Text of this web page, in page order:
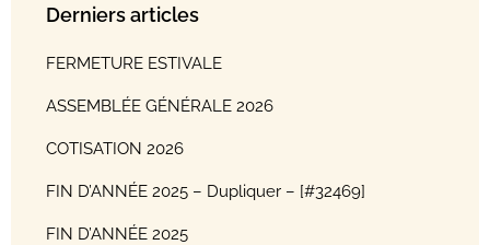
Derniers articles
FERMETURE ESTIVALE
ASSEMBLÉE GÉNÉRALE 2026
COTISATION 2026
FIN D’ANNÉE 2025 – Dupliquer – [#32469]
FIN D’ANNÉE 2025